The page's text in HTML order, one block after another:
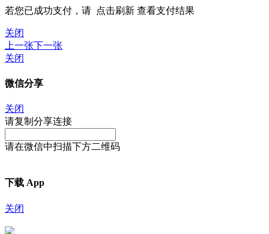
若您已成功支付，请 点击刷新 查看支付结果
关闭
上一张下一张
关闭
微信分享
关闭
请复制分享连接
请在微信中扫描下方二维码
下载 App
关闭